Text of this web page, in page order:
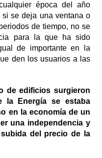
época del año
si se deja una ventana o
de tiempo, no se
para la que ha sido
de importante en la
den los usuarios a las
de edificios surgieron
la Energía se estaba
en la economía de un
una independencia y
del precio de la